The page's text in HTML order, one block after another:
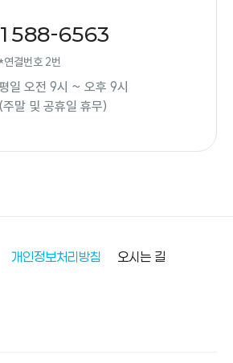
1588-6563
연결번호 2번
일 오전 9시 ~ 오후 9시
(주말 및 공휴일 휴무)
개인정보처리방침
오시는 길